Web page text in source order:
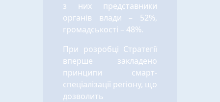
з них представники
органів влади – 52%,
громадськості – 48%.
При розробці Стратегії
вперше закладено
принципи смарт-
спеціалізації регіону, що
дозволить